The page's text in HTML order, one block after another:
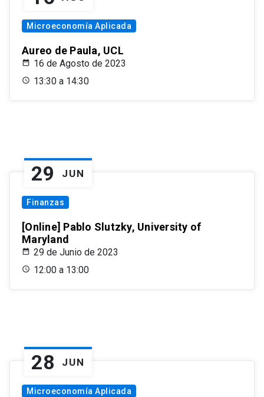
Microeconomía Aplicada
Aureo de Paula, UCL
16 de Agosto de 2023
13:30 a 14:30
29 JUN
Finanzas
[Online] Pablo Slutzky, University of
Maryland
29 de Junio de 2023
12:00 a 13:00
28 JUN
Microeconomía Aplicada